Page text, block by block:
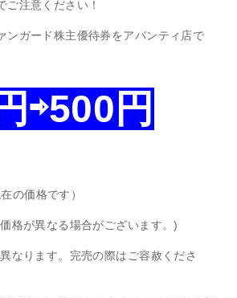
ご注意ください！
ンガード株主優待券をアバンティ店で
⇨500円
の価格です）
格が異なる場合がございます。)
なります。完売の際はご容赦くださ